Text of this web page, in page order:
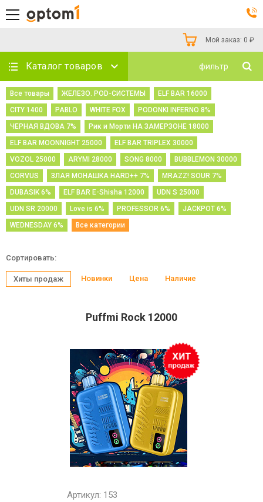
Мой заказ: 0 ₽
Каталог товаров фильтр
Все товары ЖЕЛЕЗО. POD-СИСТЕМЫ
ELF BAR 16000
CITY 1400
PABLO WHITE FOX
PODONKI INFERNO 8%
ЧЕРНАЯ ВДОВА 7%
Рик и Морти НА ЗАМЕРЗОНЕ 18000
ELF BAR MOONNIGHT 25000
ELF BAR TRIPLEX 30000
VOZOL 25000
ARYMI 28000 SONG 8000
BUBBLEMON 30000
CORVUS
ЗЛАЯ МОНАШКА HARD++ 7%
MRAZZ! SOUR 7%
DUBASIK 6%
ELF BAR E-Shisha 12000
UDN S 25000
UDN SR 20000
Love is 6% PROFESSOR 6%
JACKPOT 6%
WEDNESDAY 6%
Все категории
Сортировать:
Хиты продаж Новинки Цена Наличие
Puffmi Rock 12000
Артикул: 153